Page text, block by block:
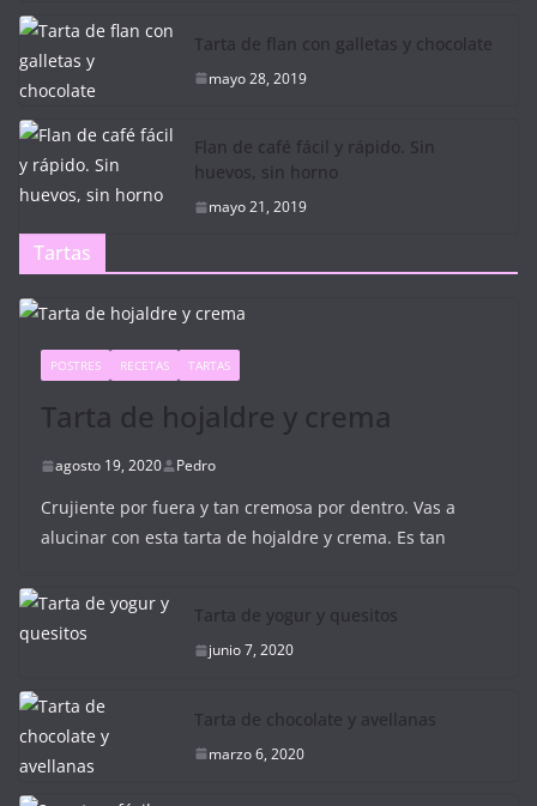
Tarta de flan con galletas y chocolate
mayo 28, 2019
Flan de café fácil y rápido. Sin
huevos, sin horno
mayo 21, 2019
Tartas
POSTRES RECETAS TARTAS
Tarta de hojaldre y crema
agosto 19, 2020 Pedro
Crujiente por fuera y tan cremosa por dentro. Vas a
alucinar con esta tarta de hojaldre y crema. Es tan
Tarta de yogur y quesitos
junio 7, 2020
Tarta de chocolate y avellanas
marzo 6, 2020